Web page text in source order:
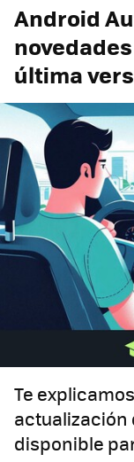
Android
última
Te
actualización
disponible